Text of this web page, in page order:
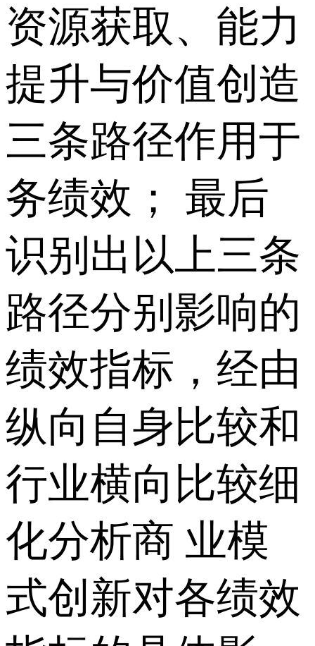
资源获取、能力
提升与价值创造
三条路径作用于
务绩效； 最后
识别出以上三条
路径分别影响的
绩效指标，经由
纵向自身比较和
行业横向比较细
化分析商 业模
式创新对各绩效